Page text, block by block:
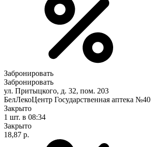
Забронировать
Забронировать
ул. Притыцкого, д. 32, пом. 203
БелЛекоЦентр Государственная аптека №40
Закрыто
1 шт. в 08:34
Закрыто
18,87 р.